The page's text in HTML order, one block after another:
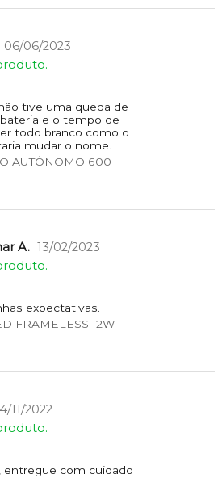
06/06/2023
tive uma queda de
bateria e o tempo de
todo branco como o
mudar o nome.
AUTÔNOMO 600
A. 13/02/2023
expectativas.
FRAMELESS 12W
11/2022
entregue com cuidado